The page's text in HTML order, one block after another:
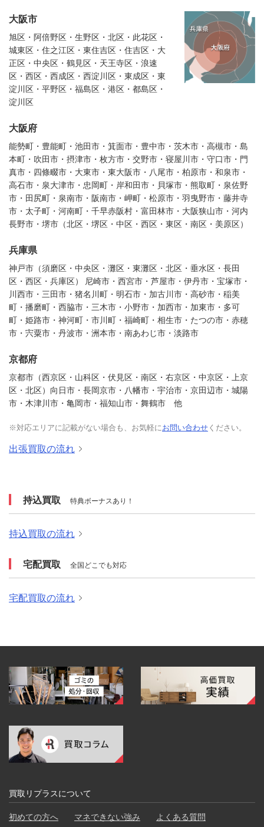
大阪市
旭区・阿倍野区・生野区・北区・此花区・
城東区・住之江区・東住吉区・住吉区・大
正区・中央区・鶴見区・天王寺区・浪速
区・西区・西成区・西淀川区・東成区・東
淀川区・平野区・福島区・港区・都島区・
淀川区
大阪府
能勢町・豊能町・池田市・箕面市・豊中市・茨木市・高槻市・島
本町・吹田市・摂津市・枚方市・交野市・寝屋川市・守口市・門
真市・四條畷市・大東市・東大阪市・八尾市・柏原市・和泉市・
高石市・泉大津市・忠岡町・岸和田市・貝塚市・熊取町・泉佐野
市・田尻町・泉南市・阪南市・岬町・松原市・羽曳野市・藤井寺
市・太子町・河南町・千早赤阪村・富田林市・大阪狭山市・河内
長野市・堺市（北区・堺区・中区・西区・東区・南区・美原区）
兵庫県
神戸市（須磨区・中央区・灘区・東灘区・北区・垂水区・長田
区・西区・兵庫区） 尼崎市・西宮市・芦屋市・伊丹市・宝塚市・
川西市・三田市・猪名川町・明石市・加古川市・高砂市・稲美
町・播磨町・西脇市・三木市・小野市・加西市・加東市・多可
町・姫路市・神河町・市川町・福崎町・相生市・たつの市・赤穂
市・宍粟市・丹波市・洲本市・南あわじ市・淡路市
京都府
京都市（西京区・山科区・伏見区・南区・右京区・中京区・上京
区・北区）向日市・長岡京市・八幡市・宇治市・京田辺市・城陽
市・木津川市・亀岡市・福知山市・舞鶴市 他
※対応エリアに記載がない場合も、お気軽にお問い合わせください。
出張買取の流れ
持込買取 特典ボーナスあり！
持込買取の流れ
宅配買取 全国どこでも対応
宅配買取の流れ
買取リプラスについて
初めての方へ マネできない強み
よくある質問